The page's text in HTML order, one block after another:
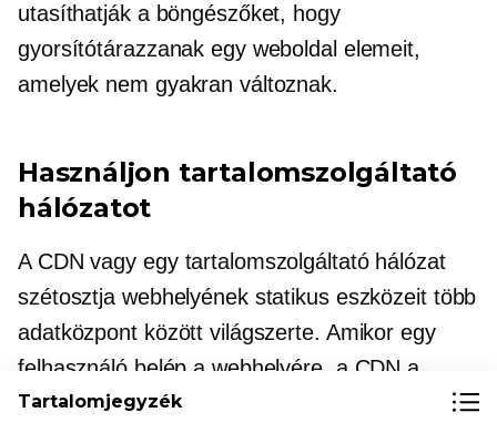
utasíthatják a böngészőket, hogy
gyorsítótárazzanak egy weboldal elemeit,
amelyek nem gyakran változnak.
Használjon tartalomszolgáltató
hálózatot
A CDN vagy egy tartalomszolgáltató hálózat
szétosztja webhelyének statikus eszközeit több
adatközpont között világszerte. Amikor egy
felhasználó belép a webhelyére, a CDN a
legközelebbi adatközpontból szolgálja ki az
Tartalomjegyzék